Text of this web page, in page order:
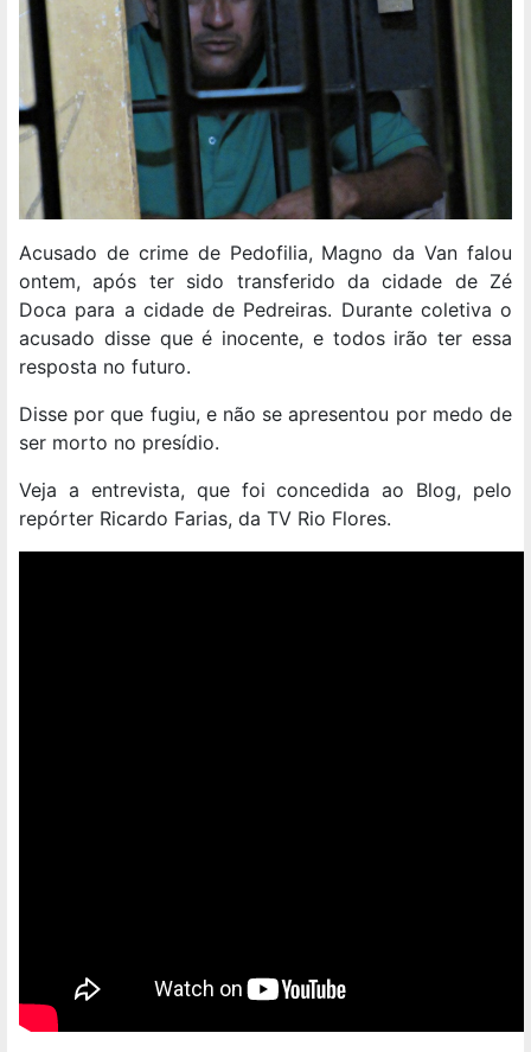
Acusado de crime de Pedofilia, Magno da Van falou
ontem, após ter sido transferido da cidade de Zé
Doca para a cidade de Pedreiras. Durante coletiva o
acusado disse que é inocente, e todos irão ter essa
resposta no futuro.
Disse por que fugiu, e não se apresentou por medo de
ser morto no presídio.
Veja a entrevista, que foi concedida ao Blog, pelo
repórter Ricardo Farias, da TV Rio Flores.